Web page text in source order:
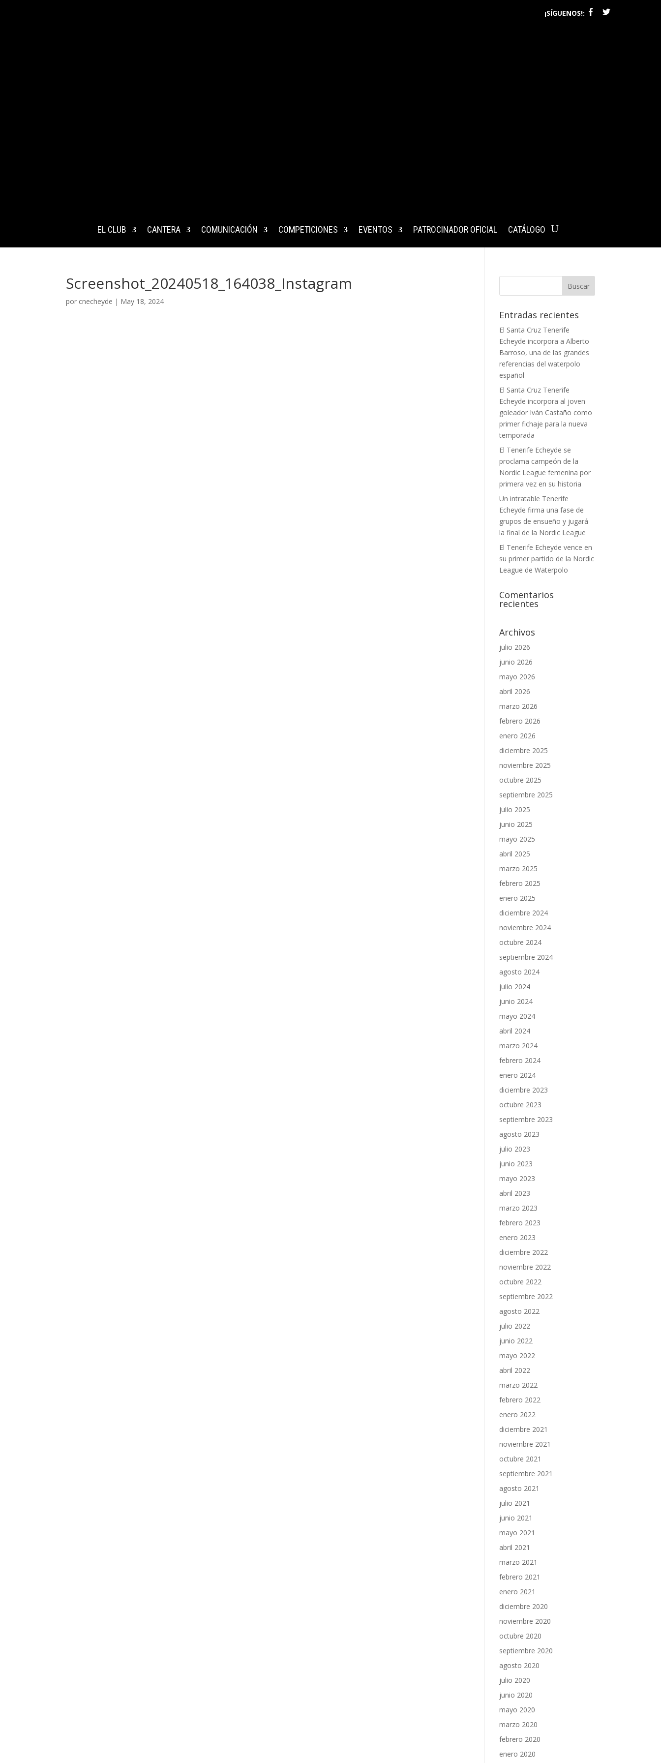
¡SÍGUENOS!:
EL CLUB CANTERA COMUNICACIÓN COMPETICIONES EVENTOS PATROCINADOR OFICIAL CATÁLOGO
Screenshot_20240518_164038_Instagram
por cnecheyde | May 18, 2024
Entradas recientes
El Santa Cruz Tenerife
Echeyde incorpora a Alberto
Barroso, una de las grandes
referencias del waterpolo
español
El Santa Cruz Tenerife
Echeyde incorpora al joven
goleador Iván Castaño como
primer fichaje para la nueva
temporada
El Tenerife Echeyde se
proclama campeón de la
Nordic League femenina por
primera vez en su historia
Un intratable Tenerife
Echeyde firma una fase de
grupos de ensueño y jugará
la final de la Nordic League
El Tenerife Echeyde vence en
su primer partido de la Nordic
League de Waterpolo
Comentarios
recientes
Archivos
julio 2026
junio 2026
mayo 2026
abril 2026
marzo 2026
febrero 2026
enero 2026
diciembre 2025
noviembre 2025
octubre 2025
septiembre 2025
julio 2025
junio 2025
mayo 2025
abril 2025
marzo 2025
febrero 2025
enero 2025
diciembre 2024
noviembre 2024
octubre 2024
septiembre 2024
agosto 2024
julio 2024
junio 2024
mayo 2024
abril 2024
marzo 2024
febrero 2024
enero 2024
diciembre 2023
octubre 2023
septiembre 2023
agosto 2023
julio 2023
junio 2023
mayo 2023
abril 2023
marzo 2023
febrero 2023
enero 2023
diciembre 2022
noviembre 2022
octubre 2022
septiembre 2022
agosto 2022
julio 2022
junio 2022
mayo 2022
abril 2022
marzo 2022
febrero 2022
enero 2022
diciembre 2021
noviembre 2021
octubre 2021
septiembre 2021
agosto 2021
julio 2021
junio 2021
mayo 2021
abril 2021
marzo 2021
febrero 2021
enero 2021
diciembre 2020
noviembre 2020
octubre 2020
septiembre 2020
agosto 2020
julio 2020
junio 2020
mayo 2020
marzo 2020
febrero 2020
enero 2020